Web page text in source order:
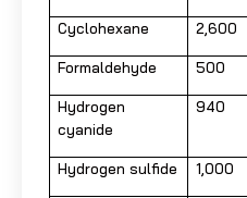
Cyclohexane 2,600
Formaldehyde 500
Hydrogen
cyanide
940
Hydrogen sulfide 1,000